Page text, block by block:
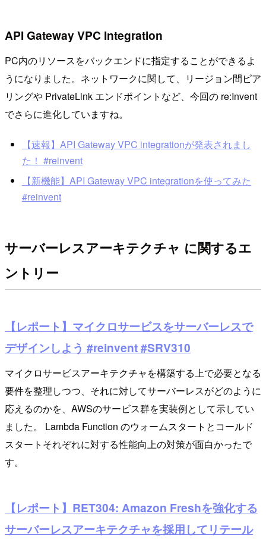
API Gateway VPC Integration
PC内のリソースをバックエンドに指定することができるよ
うになりました。ネットワークに関して、リージョン間ピア
リングや PrivateLink エンドポイントなど、今回の re:Invent
でさらに進化していますね。
【速報】API Gateway VPC integrationが発表されまし
た！ #reinvent
【新機能】API Gateway VPC integrationを使ってみた
#reinvent
サーバーレスアーキテクチャ に関するエ
ントリー
【レポート】マイクロサービスをサーバーレスで
デザインしよう #reinvent #SRV310
マイクロサービスアーキテクチャを構築する上で必要となる
要件を整理しつつ、それに対してサーバーレスがどのように
応えるのかを、AWSのサービス群を実装例として示してい
ました。 Lambda Function のウォームスタートとコールド
スタートそれぞれに対する性能向上の対策が面白かったで
す。
【レポート】RET304: Amazon Freshを強化する
サーバーレスアーキテクチャを採用してリテール